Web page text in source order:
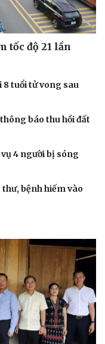
tốc độ 21 lần
8 tuổi tử vong sau
báo thu hồi đất
4 người bị sóng
thư, bệnh hiếm vào